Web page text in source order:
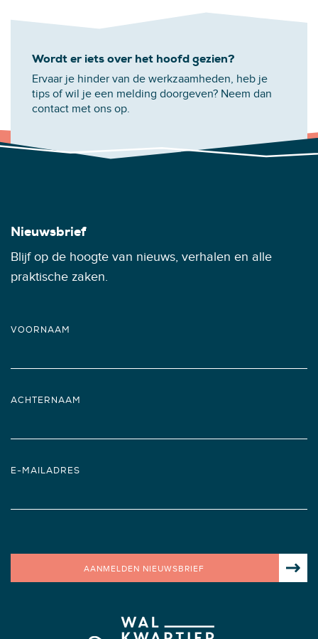
Wordt er iets over het hoofd gezien?
Ervaar je hinder van de werkzaamheden, heb je
tips of wil je een melding doorgeven? Neem dan
contact met ons op.
Nieuwsbrief
Blijf op de hoogte van nieuws, verhalen en alle
praktische zaken.
VOORNAAM
ACHTERNAAM
E-MAILADRES
AANMELDEN NIEUWSBRIEF